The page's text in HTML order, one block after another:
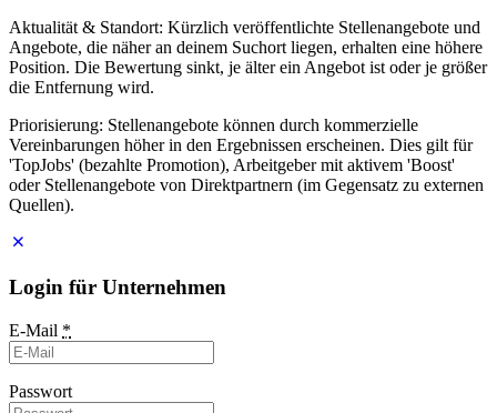
Aktualität & Standort: Kürzlich veröffentlichte Stellenangebote und
Angebote, die näher an deinem Suchort liegen, erhalten eine höhere
Position. Die Bewertung sinkt, je älter ein Angebot ist oder je größer
die Entfernung wird.
Priorisierung: Stellenangebote können durch kommerzielle
Vereinbarungen höher in den Ergebnissen erscheinen. Dies gilt für
'TopJobs' (bezahlte Promotion), Arbeitgeber mit aktivem 'Boost'
oder Stellenangebote von Direktpartnern (im Gegensatz zu externen
Quellen).
Login für Unternehmen
E-Mail *
Passwort